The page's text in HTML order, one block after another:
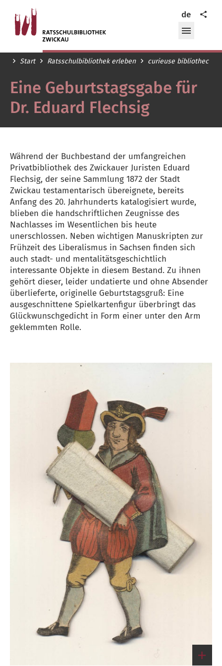
Ratsschulbibliothekde
Teilen
Start Ratsschulbibliothek erleben curieuse bibliothec
Eine Geburtstagsgabe für
Dr. Eduard Flechsig
Während der Buchbestand der umfangreichen
Privatbibliothek des Zwickauer Juristen Eduard
Flechsig, der seine Sammlung 1872 der Stadt
Zwickau testamentarisch übereignete, bereits
Anfang des 20. Jahrhunderts katalogisiert wurde,
blieben die handschriftlichen Zeugnisse des
Nachlasses im Wesentlichen bis heute
unerschlossen. Neben wichtigen Manuskripten zur
Frühzeit des Liberalismus in Sachsen finden sich
auch stadt- und mentalitätsgeschichtlich
interessante Objekte in diesem Bestand. Zu ihnen
gehört dieser, leider undatierte und ohne Absender
überlieferte, originelle Geburtstagsgruß: Eine
ausgeschnittene Spielkartenfigur überbringt das
Glückwunschgedicht in Form einer unter den Arm
geklemmten Rolle.